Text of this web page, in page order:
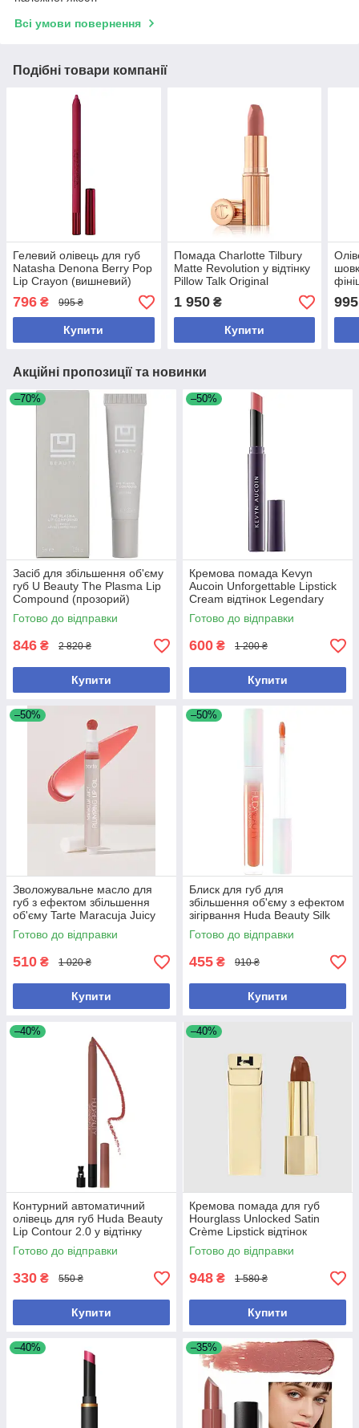
Всі умови повернення
Подібні товари компанії
Гелевий олівець для губ
Natasha Denona Berry Pop
Lip Crayon (вишневий)
796 ₴ 995 ₴
Купити
Помада Charlotte Tilbury
Matte Revolution у відтінку
Pillow Talk Original
1 950₴
Купити
995
Акційні пропозиції та новинки
–70%
Засіб для збільшення об'єму
губ U Beauty The Plasma Lip
Compound (прозорий)
Готово до відправки
846 ₴ 2 820 ₴
Купити
–50%
Кремова помада Kevyn
Aucoin Unforgettable Lipstick
Cream відтінок Legendary
Готово до відправки
600 ₴ 1 200 ₴
Купити
–50%
Зволожувальне масло для
губ з ефектом збільшення
об'єму Tarte Maracuja Juicy
Plumping Lip Oil у відтінку
Rose
Готово до відправки
510 ₴ 1 020 ₴
Купити
–50%
Блиск для губ для
збільшення об'єму з ефектом
зігірвання Huda Beauty Silk
Balm Spicy Thermo
Готово до відправки
455 ₴ 910 ₴
Купити
–40%
Контурний автоматичний
олівець для губ Huda Beauty
Lip Contour 2.0 у відтінку
Warm Brown, міні 0.3g
Готово до відправки
330 ₴ 550 ₴
Купити
–40%
Кремова помада для губ
Hourglass Unlocked Satin
Crème Lipstick відтінок
Sahara
Готово до відправки
948 ₴ 1 580 ₴
Купити
–40% –35%